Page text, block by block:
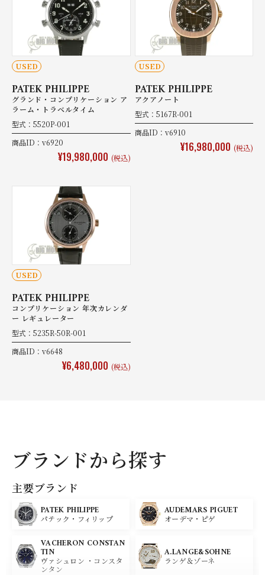
USED
PATEK PHILIPPE
グランド・コンプリケーション ア
ラーム・トラベルタイム
型式：5520P-001
商品ID：v6920
¥19,980,000 (税込)
USED
PATEK PHILIPPE
アクアノート
型式：5167R-001
商品ID：v6910
¥16,980,000 (税込)
USED
PATEK PHILIPPE
コンプリケーション 年次カレンダ
ー レギュレーター
型式：5235R-50R-001
商品ID：v6648
¥6,480,000 (税込)
ブランドから探す
主要ブランド
PATEK PHILIPPE
パテック・フィリップ
AUDEMARS PIGUET
オーデマ・ピゲ
VACHERON CONSTAN
TIN
ヴァシュロン ・コンスタ
ンタン
A.LANGE&SOHNE
ランゲ＆ゾーネ